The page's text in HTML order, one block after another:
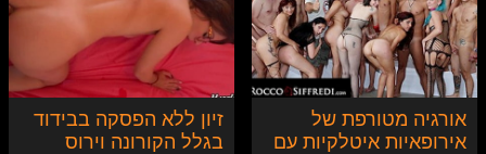
אורגיה מטורפת של
אירופאיות איטלקיות עם
זיון ללא הפסקה בבידוד
בגלל הקורונה וירוס